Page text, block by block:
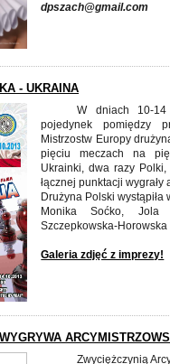
dpszach@gmail.com
- UKRAINA
W dniach 10-14
pojedynek pomiędzy
Mistrzostw Europy
pięciu meczach na
Ukrainki, dwa razy
łącznej punktacji
Drużyna Polski wystąpiła
Monika Soćko, Jola
Szczepkowska-
Galeria zdjęć z imprezy!
Zwyciężczynią